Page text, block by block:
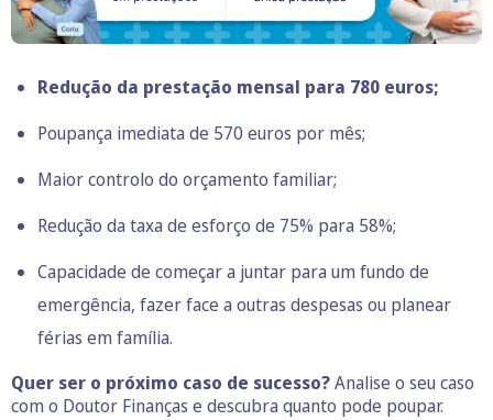
Redução da prestação mensal para 780 euros;
Poupança imediata de 570 euros por mês;
Maior controlo do orçamento familiar;
Redução da taxa de esforço de 75% para 58%;
Capacidade de começar a juntar para um fundo de
emergência, fazer face a outras despesas ou planear
férias em família.
Quer ser o próximo caso de sucesso?Analise o seu caso
com o Doutor Finanças e descubra quanto pode poupar.